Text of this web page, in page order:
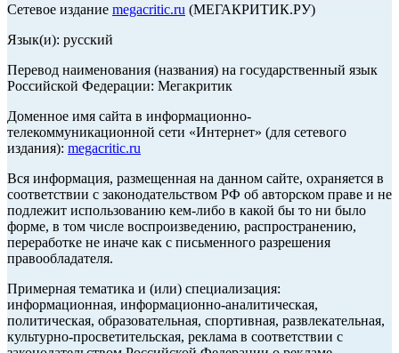
Сетевое издание megacritic.ru (МЕГАКРИТИК.РУ)
Язык(и): русский
Перевод наименования (названия) на государственный язык
Российской Федерации: Мегакритик
Доменное имя сайта в информационно-
телекоммуникационной сети «Интернет» (для сетевого
издания): megacritic.ru
Вся информация, размещенная на данном сайте, охраняется в
соответствии с законодательством РФ об авторском праве и не
подлежит использованию кем-либо в какой бы то ни было
форме, в том числе воспроизведению, распространению,
переработке не иначе как с письменного разрешения
правообладателя.
Примерная тематика и (или) специализация:
информационная, информационно-аналитическая,
политическая, образовательная, спортивная, развлекательная,
культурно-просветительская, реклама в соответствии с